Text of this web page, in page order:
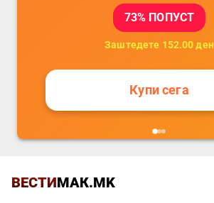
73% ПОПУСТ
Заштедете 152.00 ден
Купи сега
ВЕСТИМАК.MK